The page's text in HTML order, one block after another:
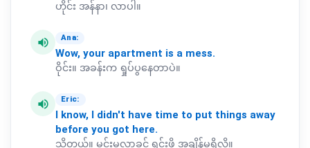
ဟိုင်း အန်နာ၊ လာပါ။
volume_up Ana:
Wow, your apartment is a mess.
ဝိုင်း။ အခန်းက ရှုပ်ပွနေတာပဲ။
volume_up Eric:
I know, I didn't have time to put things away
before you got here.
သိတယ်။ မင်းမလာခင် ရှင်းဖို့ အချိန်မရှိလို့။